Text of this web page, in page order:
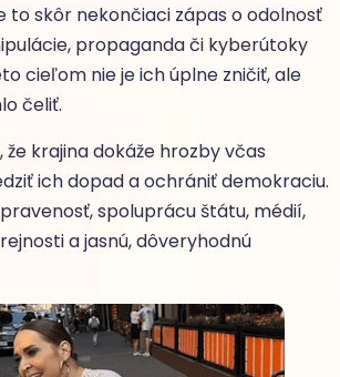
to skôr nekončiaci zápas o odolnosť
propaganda či kyberútoky
cieľom nie je ich úplne zničiť, ale
čeliť.
krajina dokáže hrozby včas
ich dopad a ochrániť demokraciu.
spoluprácu štátu, médií,
a jasnú, dôveryhodnú